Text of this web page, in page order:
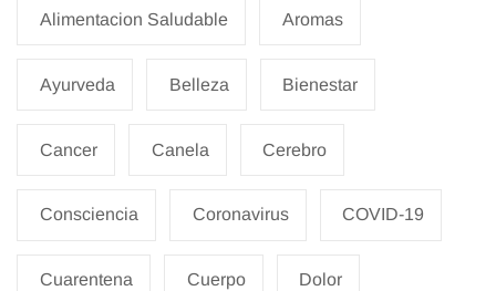
Alimentacion Saludable Aromas
Ayurveda Belleza Bienestar
Cancer Canela Cerebro
Consciencia Coronavirus COVID-19
Cuarentena Cuerpo Dolor